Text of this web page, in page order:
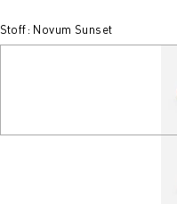
Stoff: Novum Sunset